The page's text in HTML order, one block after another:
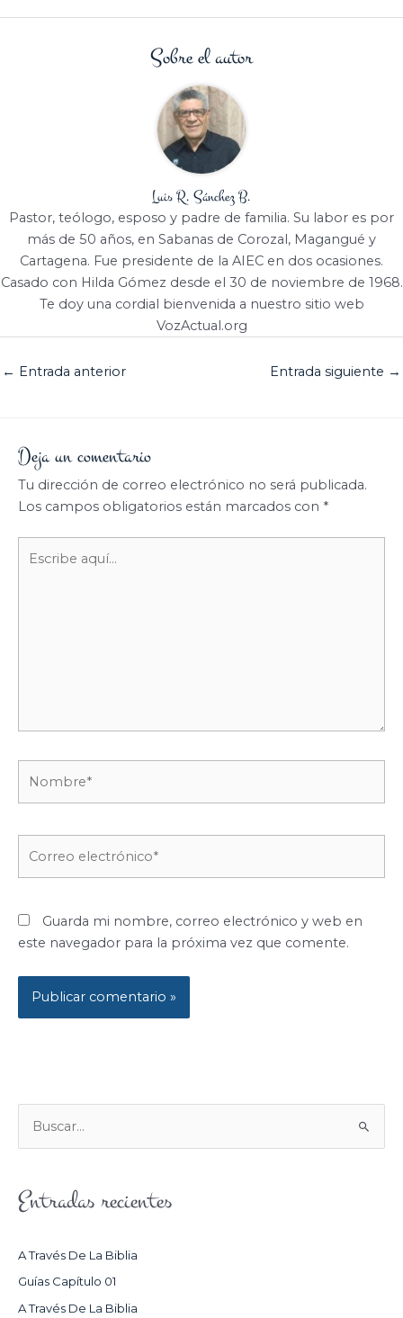
Sobre el autor
Luis R. Sánchez B.
Pastor, teólogo, esposo y padre de familia. Su labor es por
más de 50 años, en Sabanas de Corozal, Magangué y
Cartagena. Fue presidente de la AIEC en dos ocasiones.
Casado con Hilda Gómez desde el 30 de noviembre de 1968.
Te doy una cordial bienvenida a nuestro sitio web
VozActual.org
← Entrada anterior Entrada siguiente →
Deja un comentario
Tu dirección de correo electrónico no será publicada.
Los campos obligatorios están marcados con *
aquí...
Guarda mi nombre, correo electrónico y web en
este navegador para la próxima vez que comente.
U
C
Entradas recientes
A Través De La Biblia
Guías Capítulo 01
A Través De La Biblia